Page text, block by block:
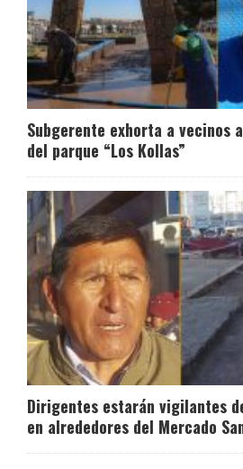
Subgerente exhorta a vecinos
del parque “Los Kollas”
Dirigentes estarán vigilantes
en alrededores del Mercado